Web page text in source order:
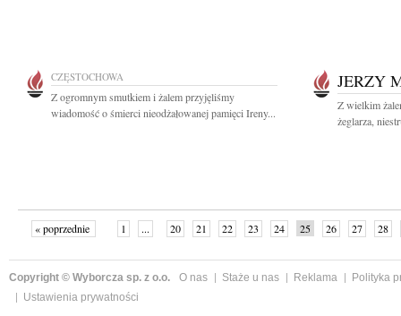
CZĘSTOCHOWA
Z ogromnym smutkiem i żalem przyjęliśmy
wiadomość o śmierci nieodżałowanej pamięci Ireny...
JERZY
Z wielkim
żeglarza,
« poprzednie 1 ... 20 21 22 23 24 25 26 27
28
Copyright © Wyborcza sp. z o.o. O nas Staże u nas Reklama
Polityka
Ustawienia prywatności